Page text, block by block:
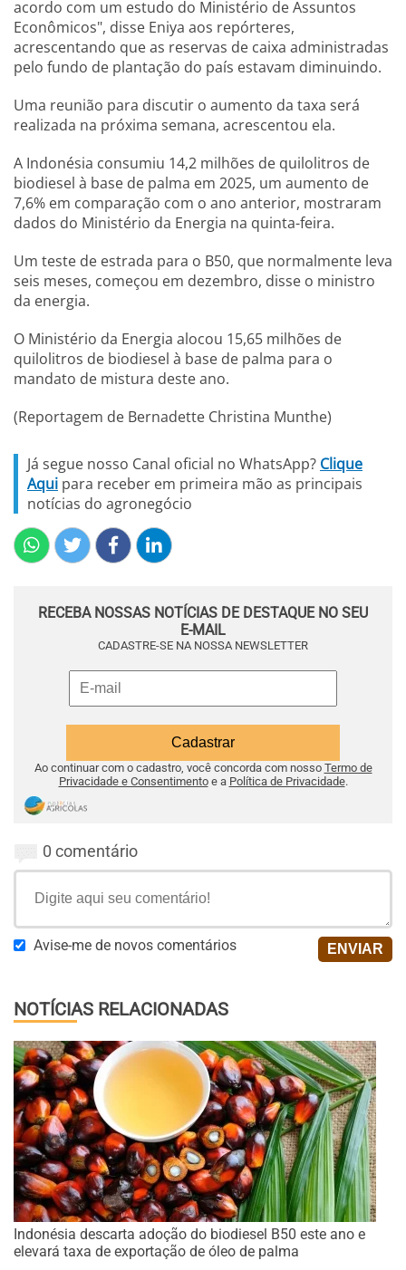
acordo com um estudo do Ministério de Assuntos
Econômicos", disse Eniya aos repórteres,
acrescentando que as reservas de caixa administradas
pelo fundo de plantação do país estavam diminuindo.
Uma reunião para discutir o aumento da taxa será
realizada na próxima semana, acrescentou ela.
A Indonésia consumiu 14,2 milhões de quilolitros de
biodiesel à base de palma em 2025, um aumento de
7,6% em comparação com o ano anterior, mostraram
dados do Ministério da Energia na quinta-feira.
Um teste de estrada para o B50, que normalmente leva
seis meses, começou em dezembro, disse o ministro
da energia.
O Ministério da Energia alocou 15,65 milhões de
quilolitros de biodiesel à base de palma para o
mandato de mistura deste ano.
(Reportagem de Bernadette Christina Munthe)
Já segue nosso Canal oficial no WhatsApp? Clique
Aqui para receber em primeira mão as principais
notícias do agronegócio
RECEBA NOSSAS NOTÍCIAS DE DESTAQUE NO SEU
E-MAIL
CADASTRE-SE NA NOSSA NEWSLETTER
Ao continuar com o cadastro, você concorda com nosso Termo de
Privacidade e Consentimentoe a Política de Privacidade.
0 comentário
Avise-me de novos comentários
NOTÍCIAS RELACIONADAS
Indonésia descarta adoção do biodiesel B50 este ano e
elevará taxa de exportação de óleo de palma